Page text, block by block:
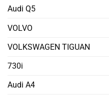
Audi Q5
VOLVO
VOLKSWAGEN TIGUAN
730i
Audi A4